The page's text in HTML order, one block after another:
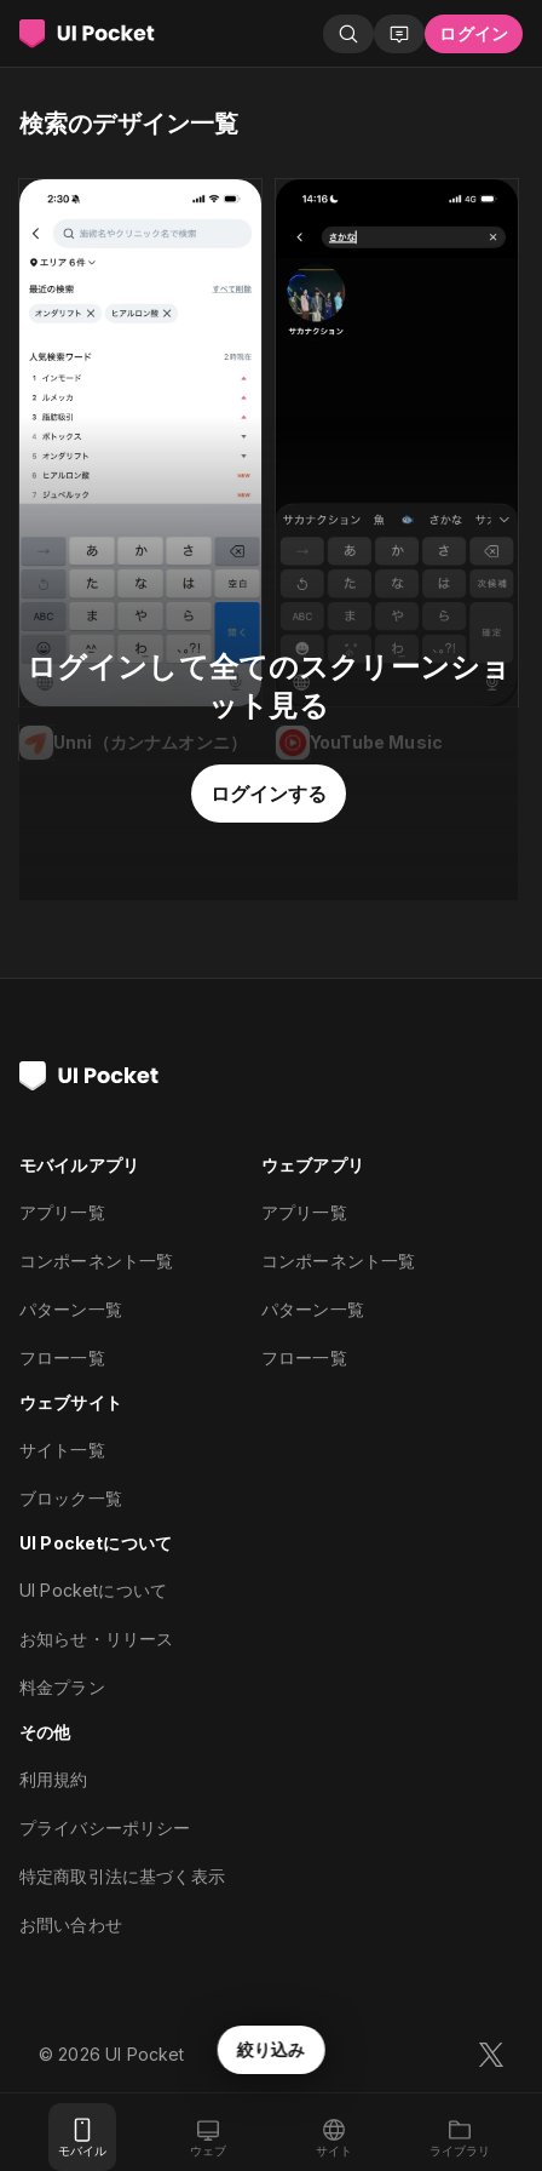
ログイン
モバイル ウェブ サイト ライブラリ
絞り込み
検索のデザイン一覧
Unni（カンナムオンニ） YouTube Music
ログインして全てのスクリーンショ
ット見る
ログインする
モバイルアプリ
アプリ一覧
コンポーネント一覧
パターン一覧
フロー一覧
ウェブアプリ
アプリ一覧
コンポーネント一覧
パターン一覧
フロー一覧
ウェブサイト
サイト一覧
ブロック一覧
UI Pocketについて
UI Pocketについて
お知らせ・リリース
料金プラン
その他
利用規約
プライバシーポリシー
特定商取引法に基づく表示
お問い合わせ
©︎ 2026 UI Pocket